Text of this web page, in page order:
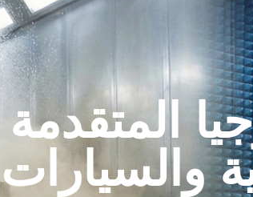
المتقدمة
والسيارات